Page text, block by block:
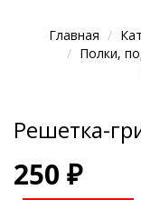
Главная
Полки,
Решетка-
250 ₽